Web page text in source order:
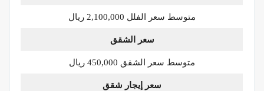
متوسط سعر الفلل 2,100,000 ريال
سعر الشقق
متوسط سعر الشقق 450,000 ريال
سعر إيجار شقق